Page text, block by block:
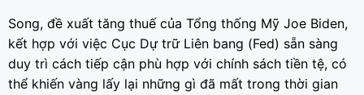
Song, đề xuất tăng thuế của Tổng thống Mỹ Joe Biden,
kết hợp với việc Cục Dự trữ Liên bang (Fed) sẵn sàng
duy trì cách tiếp cận phù hợp với chính sách tiền tệ, có
thể khiến vàng lấy lại những gì đã mất trong thời gian